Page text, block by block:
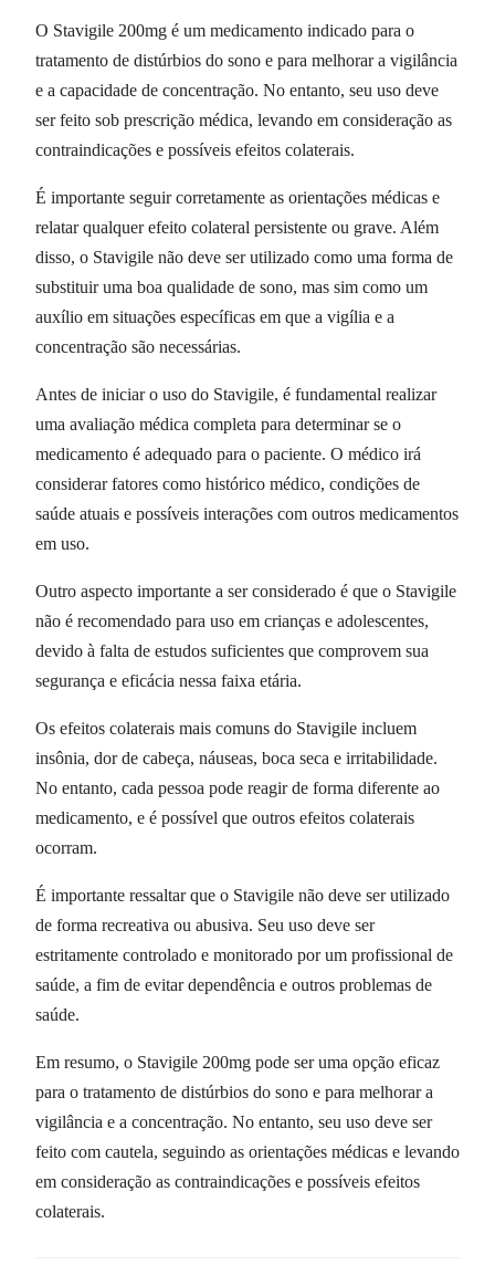
O Stavigile 200mg é um medicamento indicado para o
tratamento de distúrbios do sono e para melhorar a vigilância
e a capacidade de concentração. No entanto, seu uso deve
ser feito sob prescrição médica, levando em consideração as
contraindicações e possíveis efeitos colaterais.
É importante seguir corretamente as orientações médicas e
relatar qualquer efeito colateral persistente ou grave. Além
disso, o Stavigile não deve ser utilizado como uma forma de
substituir uma boa qualidade de sono, mas sim como um
auxílio em situações específicas em que a vigília e a
concentração são necessárias.
Antes de iniciar o uso do Stavigile, é fundamental realizar
uma avaliação médica completa para determinar se o
medicamento é adequado para o paciente. O médico irá
considerar fatores como histórico médico, condições de
saúde atuais e possíveis interações com outros medicamentos
em uso.
Outro aspecto importante a ser considerado é que o Stavigile
não é recomendado para uso em crianças e adolescentes,
devido à falta de estudos suficientes que comprovem sua
segurança e eficácia nessa faixa etária.
Os efeitos colaterais mais comuns do Stavigile incluem
insônia, dor de cabeça, náuseas, boca seca e irritabilidade.
No entanto, cada pessoa pode reagir de forma diferente ao
medicamento, e é possível que outros efeitos colaterais
ocorram.
É importante ressaltar que o Stavigile não deve ser utilizado
de forma recreativa ou abusiva. Seu uso deve ser
estritamente controlado e monitorado por um profissional de
saúde, a fim de evitar dependência e outros problemas de
saúde.
Em resumo, o Stavigile 200mg pode ser uma opção eficaz
para o tratamento de distúrbios do sono e para melhorar a
vigilância e a concentração. No entanto, seu uso deve ser
feito com cautela, seguindo as orientações médicas e levando
em consideração as contraindicações e possíveis efeitos
colaterais.